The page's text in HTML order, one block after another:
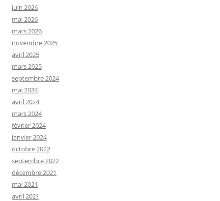
juin 2026
mai 2026
mars 2026
novembre 2025
avril 2025
mars 2025
septembre 2024
mai 2024
avril 2024
mars 2024
février 2024
janvier 2024
octobre 2022
septembre 2022
décembre 2021
mai 2021
avril 2021